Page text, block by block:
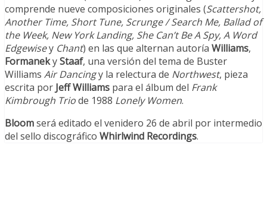
comprende nueve composiciones originales (Scattershot,
Another Time, Short Tune, Scrunge / Search Me, Ballad of
the Week, New York Landing, She Can’t Be A Spy, A Word
Edgewisey Chant) en las que alternan autoría Williams,
FormanekyStaaf, una versión del tema de Buster
Williams Air Dancingy la relectura de Northwest, pieza
escrita por Jeff Williams para el álbum del Frank
Kimbrough Triode 1988 Lonely Women.
Bloomserá editado el venidero 26 de abril por intermedio
del sello discográfico Whirlwind Recordings.